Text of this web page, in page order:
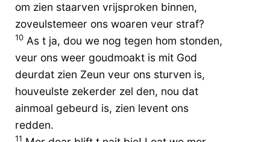
om zien staarven vrijsproken binnen,
zoveulstemeer ons woaren veur straf?
10 As t ja, dou we nog tegen hom stonden,
veur ons weer goudmoakt is mit God
deurdat zien Zeun veur ons sturven is,
houveulste zekerder zel den, nou dat
ainmoal gebeurd is, zien levent ons
redden.
11